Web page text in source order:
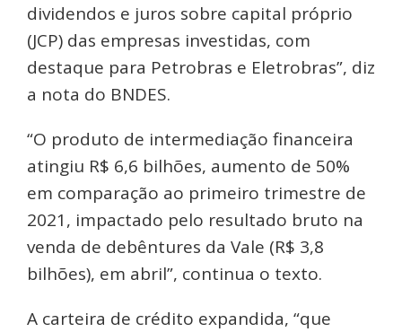
dividendos e juros sobre capital próprio
(JCP) das empresas investidas, com
destaque para Petrobras e Eletrobras”, diz
a nota do BNDES.
“O produto de intermediação financeira
atingiu R$ 6,6 bilhões, aumento de 50%
em comparação ao primeiro trimestre de
2021, impactado pelo resultado bruto na
venda de debêntures da Vale (R$ 3,8
bilhões), em abril”, continua o texto.
A carteira de crédito expandida, “que